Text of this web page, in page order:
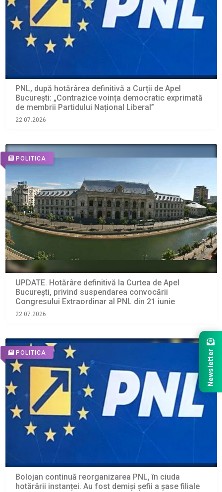
PNL, după hotărârea definitivă a Curții de Apel
București: „Contrazice voința democratic exprimată
de membrii Partidului Național Liberal”
22.07.2026
POLITICA
UPDATE. Hotărâre definitivă la Curtea de Apel
București, privind suspendarea convocării
Congresului Extraordinar al PNL din 21 iunie
22.07.2026
POLITICA
Bolojan continuă reorganizarea PNL, în ciuda
hotărârii instanței. Au fost demiși șefii a șase filiale
Newsletter